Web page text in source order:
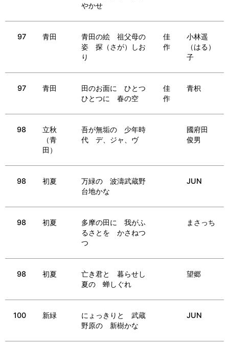
やかせ
97 青田
青田の絵 祖父母の
姿 探（さが）しお
り
佳
作
小林遥
（はる）
子
97 青田
田のお面に ひとつ
ひとつに 春の空
佳
作
青枳
98
立秋
（青
田）
吾が無垢の 少年時
代 デ、ジャ、ヴ
國府田
俊男
98 初夏
万緑の 波濤武蔵野
台地かな
JUN
98 初夏
多摩の田に 我がふ
るさとを かさねつ
つ
まさっち
98 初夏
亡き君と 暮らせし
夏の 蝉しぐれ
望郷
100 新緑
にょっきりと 武蔵
野原の 新樹かな
JUN